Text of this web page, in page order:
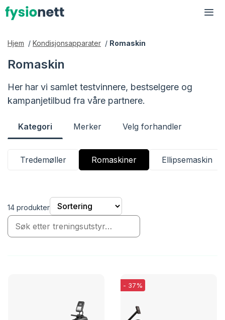
Hopp
til
Hjem / Kondisjonsapparater / Romaskin
Romaskin
Her har vi samlet testvinnere, bestselgere og
kampanjetilbud fra våre partnere.
Kategori Merker Velg forhandler
Tredemøller Romaskiner Ellipsemaskin
14 produkter
- 37%